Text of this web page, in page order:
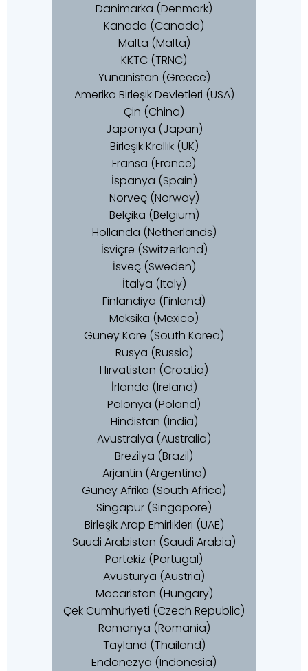
Danimarka (Denmark)
Kanada (Canada)
Malta (Malta)
KKTC (TRNC)
Yunanistan (Greece)
Amerika Birleşik Devletleri (USA)
Çin (China)
Japonya (Japan)
Birleşik Krallık (UK)
Fransa (France)
İspanya (Spain)
Norveç (Norway)
Belçika (Belgium)
Hollanda (Netherlands)
İsviçre (Switzerland)
İsveç (Sweden)
İtalya (Italy)
Finlandiya (Finland)
Meksika (Mexico)
Güney Kore (South Korea)
Rusya (Russia)
Hırvatistan (Croatia)
İrlanda (Ireland)
Polonya (Poland)
Hindistan (India)
Avustralya (Australia)
Brezilya (Brazil)
Arjantin (Argentina)
Güney Afrika (South Africa)
Singapur (Singapore)
Birleşik Arap Emirlikleri (UAE)
Suudi Arabistan (Saudi Arabia)
Portekiz (Portugal)
Avusturya (Austria)
Macaristan (Hungary)
Çek Cumhuriyeti (Czech Republic)
Romanya (Romania)
Tayland (Thailand)
Endonezya (Indonesia)